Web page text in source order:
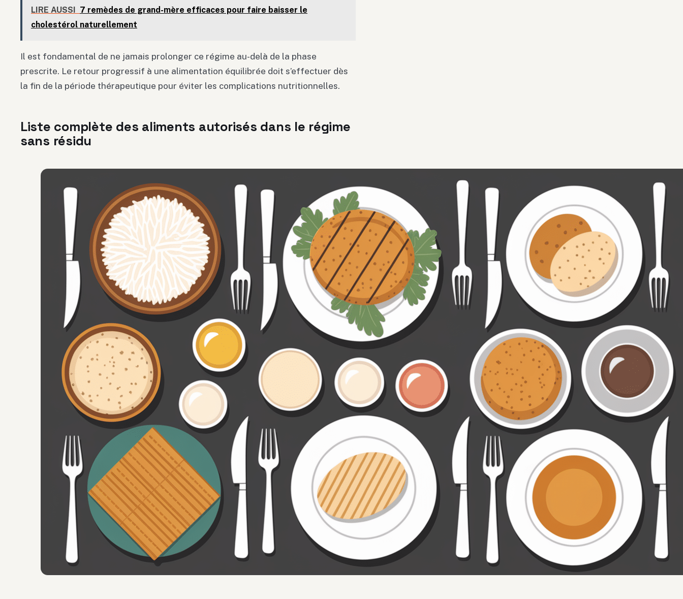
LIRE AUSSI 7 remèdes de grand-mère efficaces pour faire baisser le
cholestérol naturellement
Il est fondamental de ne jamais prolonger ce régime au-delà de la phase
prescrite. Le retour progressif à une alimentation équilibrée doit s’effectuer dès
la fin de la période thérapeutique pour éviter les complications nutritionnelles.
Liste complète des aliments autorisés dans le régime
sans résidu